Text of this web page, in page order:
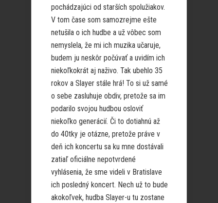
pochádzajúci od starších spolužiakov.
V tom čase som samozrejme ešte
netušila o ich hudbe a už vôbec som
nemyslela, že mi ich muzika učaruje,
budem ju neskôr počúvať a uvidím ich
niekoľkokrát aj naživo. Tak ubehlo 35
rokov a Slayer stále hrá! To si už samé
o sebe zasluhuje obdiv, pretože sa im
podarilo svojou hudbou osloviť
niekoľko generácií. Či to dotiahnú až
do 40tky je otázne, pretože práve v
deň ich koncertu sa ku mne dostávali
zatiaľ oficiálne nepotvrdené
vyhlásenia, že sme videli v Bratislave
ich posledný koncert. Nech už to bude
akokoľvek, hudba Slayer-u tu zostane